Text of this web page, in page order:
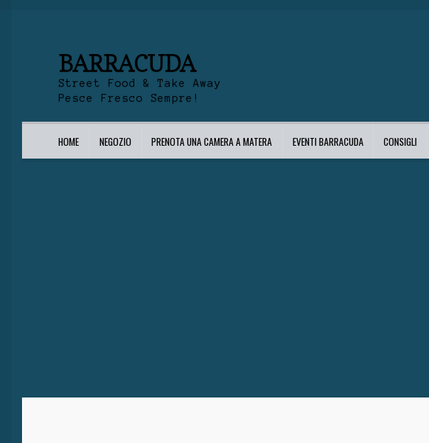
BARRACUDA
Street Food & Take Away
Pesce Fresco Sempre!
HOME NEGOZIO PRENOTA UNA CAMERA A MATERA EVENTI BARRACUDA CONSIGLI